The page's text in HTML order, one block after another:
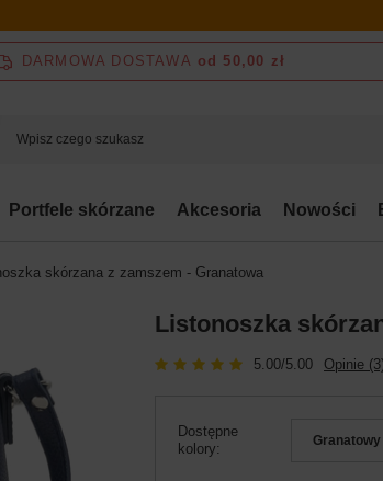
DARMOWA DOSTAWA od 50,00 zł
Portfele skórzane Akcesoria Nowości
skórzana z zamszem - Granatowa
Listonoszka
5.00/5.00 Opinie
Dostępne
kolory
Granatowy